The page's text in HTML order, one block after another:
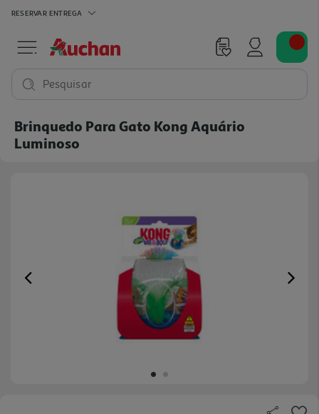
RESERVAR ENTREGA
Pesquisar
Brinquedo Para Gato Kong Aquário
Luminoso
Previous